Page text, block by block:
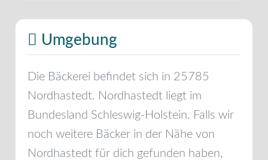
Umgebung
Die Bäckerei befindet sich in 25785
Nordhastedt. Nordhastedt liegt im
Bundesland Schleswig-Holstein. Falls wir
noch weitere Bäcker in der Nähe von
Nordhastedt für dich gefunden haben,